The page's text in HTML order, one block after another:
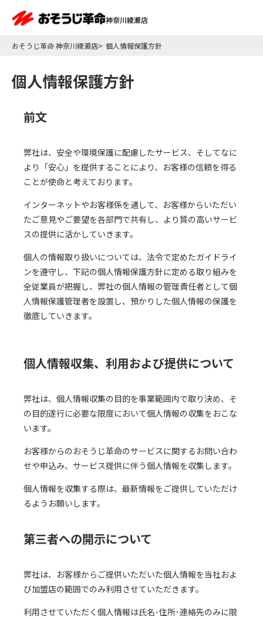
神奈川綾瀬店
おそうじ革命 神奈川綾瀬店 個人情報保護方針
個人情報保護方針
前文
弊社は、安全や環境保護に配慮したサービス、そしてなに
より「安心」を提供することにより、お客様の信頼を得る
ことが使命と考えております。
インターネットやお客様係を通して、お客様からいただい
たご意見やご要望を各部門で共有し、より質の高いサービ
スの提供に活かしていきます。
個人の情報取り扱いについては、法令で定めたガイドライ
ンを遵守し、下記の個人情報保護方針に定める取り組みを
全従業員が把握し、弊社の個人情報の管理責任者として個
人情報保護管理者を設置し、預かりした個人情報の保護を
徹底していきます。
個人情報収集、利用および提供について
弊社は、個人情報収集の目的を事業範囲内で取り決め、そ
の目的遂行に必要な限度において個人情報の収集をおこな
います。
お客様からのおそうじ革命のサービスに関するお問い合わ
せや申込み、サービス提供に伴う個人情報を収集します。
個人情報を収集する際は、最新情報をご提供していただけ
るようお願いします。
第三者への開示について
弊社は、お客様からご提供いただいた個人情報を当社およ
び加盟店の範囲でのみ利用させていただきます。
利用させていただく個人情報は氏名･住所･連絡先のみに限